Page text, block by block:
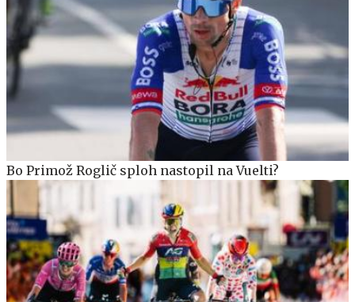
Bo Primož Roglič sploh nastopil na Vuelti?